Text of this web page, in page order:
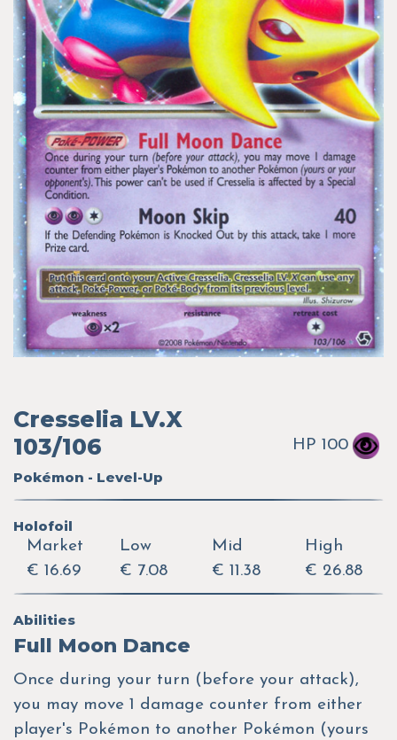
Cresselia LV.X
103/106
Pokémon - Level-Up
HP 100
Holofoil
Market
€ 16.69
Low
€ 7.08
Mid
€ 11.38
High
€ 26.88
Abilities
Full Moon Dance
Once during your turn (before your attack),
you may move 1 damage counter from either
player's Pokémon to another Pokémon (yours